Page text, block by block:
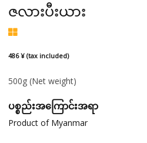
ဇလားပီးယား
486 ¥ (tax included)
500g (Net weight)
ပစ္စည်းအကြောင်းအရာ
Product of Myanmar